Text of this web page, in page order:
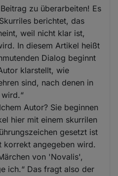
zu überarbeiten! Es
berichtet, das
weil nicht klar ist,
In diesem Artikel heißt
Dialog beginnt
klarstellt, wie
sind, nach denen in
Autor? Sie beginnen
hier mit einem skurrilen
gesetzt ist
korrekt angegeben wird.
von 'Novalis',
ich.“ Das fragt also der